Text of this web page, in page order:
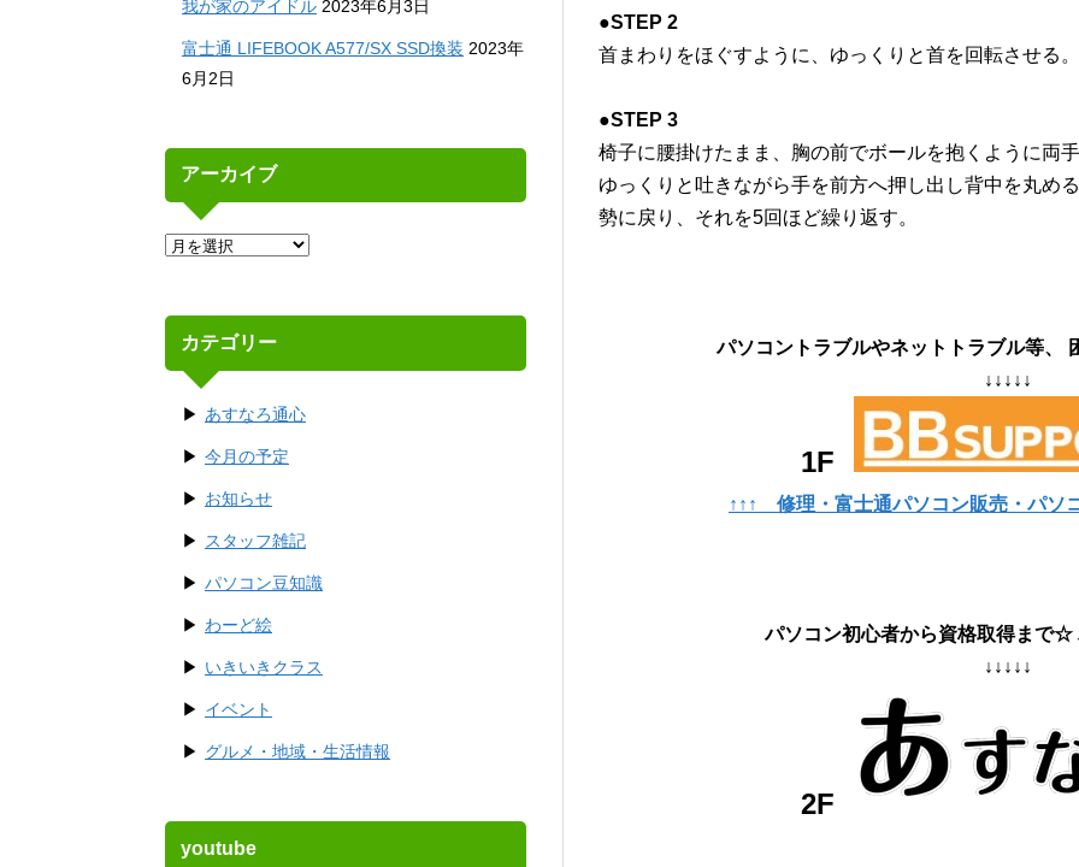
●STEP 2
首まわりをほぐすように、ゆっくりと首を回転させる
●STEP 3
椅子に腰掛けたまま、胸の前でボールを抱くように両
ゆっくりと吐きながら手を前方へ押し出し背中を丸め
勢に戻り、それを5回ほど繰り返す。
パソコントラブルやネットトラブル等、
↓↓↓↓↓
1F
↑↑↑ 修理・富士通パソコン販売・パソ
パソコン初心者から資格取得まで
↓↓↓↓↓
2F
我が家のアイドル 2023年6月3日
富士通 LIFEBOOK A577/SX SSD換装 2023年
6月2日
アーカイブ
カテゴリー
あすなろ通心
今月の予定
お知らせ
スタッフ雑記
パソコン豆知識
わーど絵
いきいきクラス
イベント
グルメ・地域・生活情報
youtube